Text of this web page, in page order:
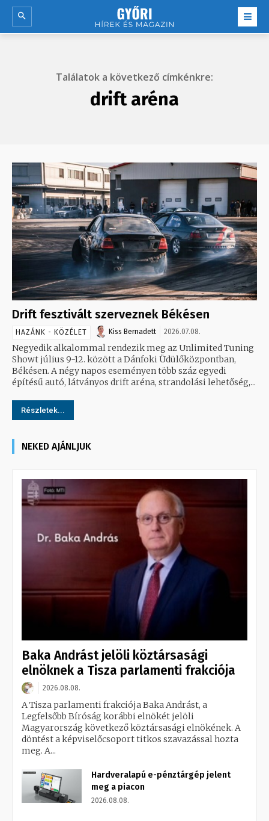
Találatok a következő címkénkre:
drift aréna
Drift fesztivált szerveznek Békésen
HAZÁNK - KÖZÉLET Kiss Bernadett 2026.07.08.
Negyedik alkalommal rendezik meg az Unlimited Tuning
Showt július 9-12. között a Dánfoki Üdülőközpontban,
Békésen. A négy napos eseményen több száz egyedi
építésű autó, látványos drift aréna, strandolási lehetőség,...
Részletek...
NEKED AJÁNLJUK
Baka Andrást jelöli köztársasági
elnöknek a Tisza parlamenti frakciója
2026.08.08.
A Tisza parlamenti frakciója Baka Andrást, a
Legfelsőbb Bíróság korábbi elnökét jelöli
Magyarország következő köztársasági elnökének. A
döntést a képviselőcsoport titkos szavazással hozta
meg. A...
Hardveralapú e-pénztárgép jelent
meg a piacon
2026.08.08.